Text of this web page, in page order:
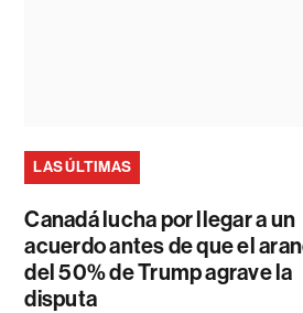
LAS ÚLTIMAS
Canadá lucha por llegar a un
acuerdo antes de que el
del 50% de Trump agrave la
disputa